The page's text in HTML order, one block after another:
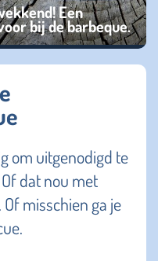
Een
bij de barbeque.
om uitgenodigd te
dat nou met
misschien ga je